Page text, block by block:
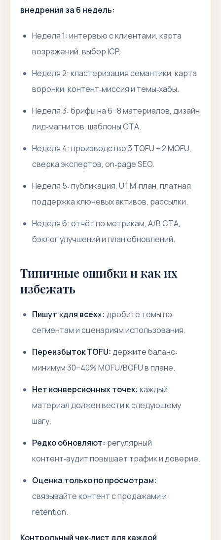
внедрения за 6 недель:
Неделя 1: интервью с клиентами, карта
возражений, выбор ICP.
Неделя 2: кластеризация семантики, карта
воронки, контент‑миссия и темы‑хабы.
Неделя 3: брифы на 6–8 материалов, дизайн
лид‑магнитов, шаблоны CTA.
Неделя 4: производство 3 TOFU + 2 MOFU,
сверка экспертов, on‑page SEO.
Неделя 5: публикация, UTM‑план, платная
поддержка ключевых активов, рассылки.
Неделя 6: отчёт по метрикам, A/B CTA,
бэклог улучшений и план обновлений.
Типичные ошибки и как их
избежать
Пишут «для всех»: дробите темы по
сегментам и сценариям использования.
Переизбыток ТОFU:держите баланс:
минимум 30–40% MOFU/BOFU в плане.
Нет конверсионных точек: каждый
материал должен вести к следующему
шагу.
Редко обновляют: регулярный
контент‑аудит повышает трафик и доверие.
Оценка только по просмотрам:
связывайте контент с продажами и
retention.
Контрольный чек‑лист для каждой